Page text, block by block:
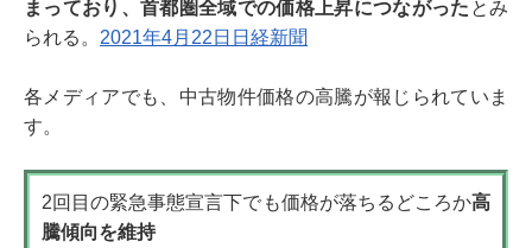
まっており、首都圏全域での価格上昇につながった とみ
られる。 2021年4月22日日経新聞
各メディアでも、中古物件価格の高騰が報じられていま
す。
2回目の緊急事態宣言下でも価格が落ちるどころか高
騰傾向を維持